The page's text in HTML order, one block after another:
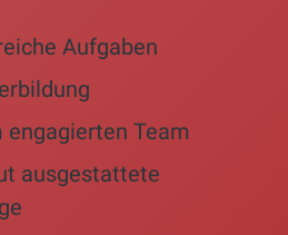
Aufgaben
Team
ausgestattete